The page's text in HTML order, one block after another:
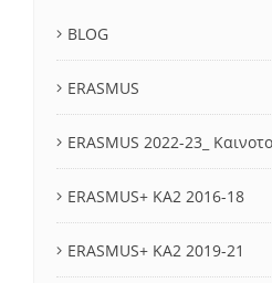
BLOG
ERASMUS
ERASMUS 2022-23_
ERASMUS+ KA2 2016-18
ERASMUS+ KA2 2019-21